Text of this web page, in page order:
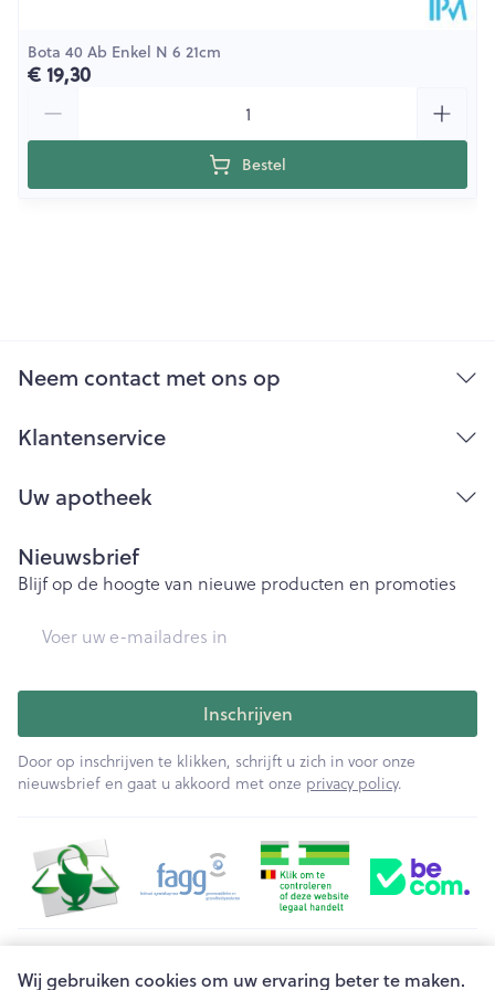
Wij gebruiken cookies om uw ervaring beter te maken.
Bota 40 Ab Enkel N 6 21cm
€ 19,30
Bestel
Neem contact met ons op
Klantenservice
Uw apotheek
Nieuwsbrief
Blijf op de hoogte van nieuwe producten en promoties
Inschrijven
Door op inschrijven te klikken, schrijft u zich in voor onze
nieuwsbrief en gaat u akkoord met onze privacy policy.
Juridische links